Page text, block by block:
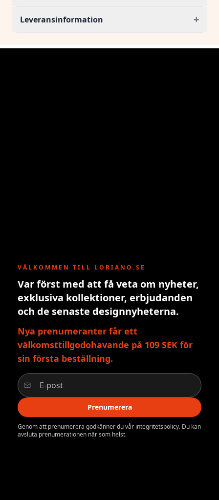
Leveransinformation +
VÄLKOMMEN TILL LORIANO.SE
Var först med att få veta om nyheter,
exklusiva kollektioner, erbjudanden
och de senaste designnyheterna.
Nya prenumeranter får ett
välkomsttillgodohavande på 109 SEK för
sin första beställning.
Prenumerera
Genom att prenumerera godkänner du vår integritetspolicy. Du kan
avsluta prenumerationen när som helst.